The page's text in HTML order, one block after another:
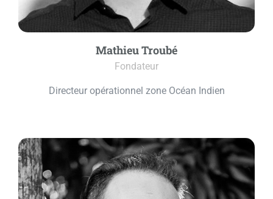
Mathieu Troubé
Fondateur
Directeur opérationnel zone Océan Indien